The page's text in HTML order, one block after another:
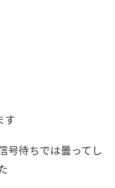
す
号待ちでは曇ってし